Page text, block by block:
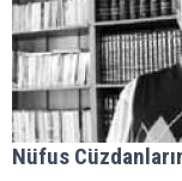
Nüfus